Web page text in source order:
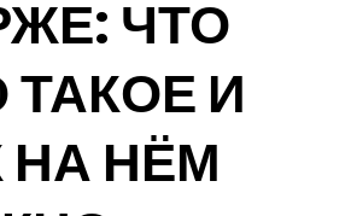
ЧТО
ТАКОЕ И
НА НЁМ